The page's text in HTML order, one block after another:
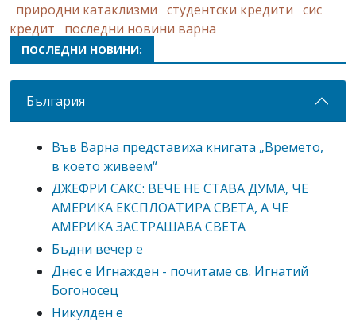
природни катаклизми студентски кредити сис
кредит
последни новини варна
ПОСЛЕДНИ НОВИНИ:
България
Във Варна представиха книгата „Времето,
в което живеем“
ДЖЕФРИ САКС: ВЕЧЕ НЕ СТАВА ДУМА, ЧЕ
АМЕРИКА ЕКСПЛОАТИРА СВЕТА, А ЧЕ
АМЕРИКА ЗАСТРАШАВА СВЕТА
Бъдни вечер е
Днес е Игнажден - почитаме св. Игнатий
Богоносец
Никулден е